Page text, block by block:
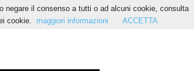
il consenso a tutti o ad alcuni cookie, consulta
cookie.
maggiori informazioni ACCETTA